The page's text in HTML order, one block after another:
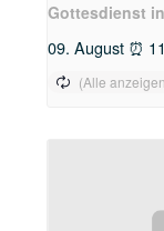
Gottesdienst
09. August ⏰